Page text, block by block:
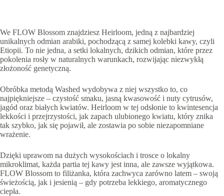
We FLOW Blossom znajdziesz Heirloom, jedną z najbardziej
unikalnych odmian arabiki, pochodzącą z samej kolebki kawy, czyli
Etiopii. To nie jedna, a setki lokalnych, dzikich odmian, które przez
pokolenia rosły w naturalnych warunkach, rozwijając niezwykłą
złożoność genetyczną.
Obróbka metodą Washed wydobywa z niej wszystko to, co
najpiękniejsze – czystość smaku, jasną kwasowość i nuty cytrusów,
jagód oraz białych kwiatów. Heirloom w tej odsłonie to kwintesencja
lekkości i przejrzystości, jak zapach ulubionego kwiatu, który znika
tak szybko, jak się pojawił, ale zostawia po sobie niezapomniane
wrażenie.
Dzięki uprawom na dużych wysokościach i trosce o lokalny
mikroklimat, każda partia tej kawy jest inna, ale zawsze wyjątkowa.
FLOW Blossom to filiżanka, która zachwyca zarówno latem – swoją
świeżością, jak i jesienią – gdy potrzeba lekkiego, aromatycznego
ciepła.